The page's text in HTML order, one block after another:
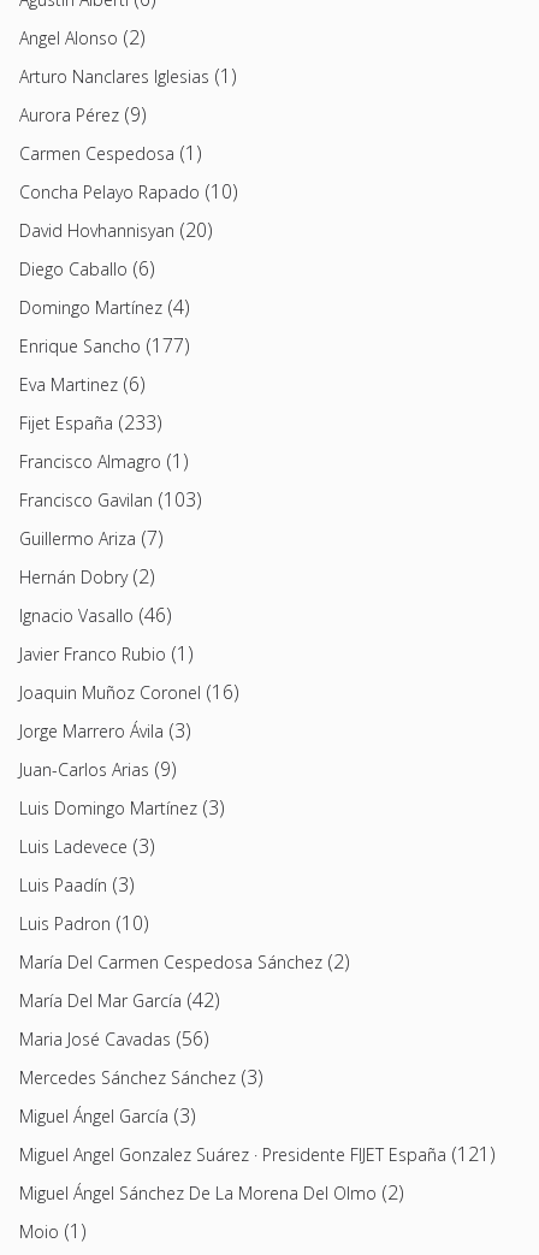
Angel Alonso (2)
Arturo Nanclares Iglesias (1)
Aurora Pérez (9)
Carmen Cespedosa (1)
Concha Pelayo Rapado (10)
David Hovhannisyan (20)
Diego Caballo (6)
Domingo Martínez (4)
Enrique Sancho (177)
Eva Martinez (6)
Fijet España (233)
Francisco Almagro (1)
Francisco Gavilan (103)
Guillermo Ariza (7)
Hernán Dobry(2)
Ignacio Vasallo (46)
Javier Franco Rubio (1)
Joaquin Muñoz Coronel (16)
Jorge Marrero Ávila (3)
Juan-Carlos Arias (9)
Luis Domingo Martínez (3)
Luis Ladevece (3)
Luis Paadín (3)
Luis Padron (10)
María Del Carmen Cespedosa Sánchez (2)
María Del Mar García (42)
Maria José Cavadas (56)
Mercedes Sánchez Sánchez (3)
Miguel Ángel García (3)
Miguel Angel Gonzalez Suárez · Presidente FIJET España (121)
Miguel Ángel Sánchez De La Morena Del Olmo (2)
Moio (1)